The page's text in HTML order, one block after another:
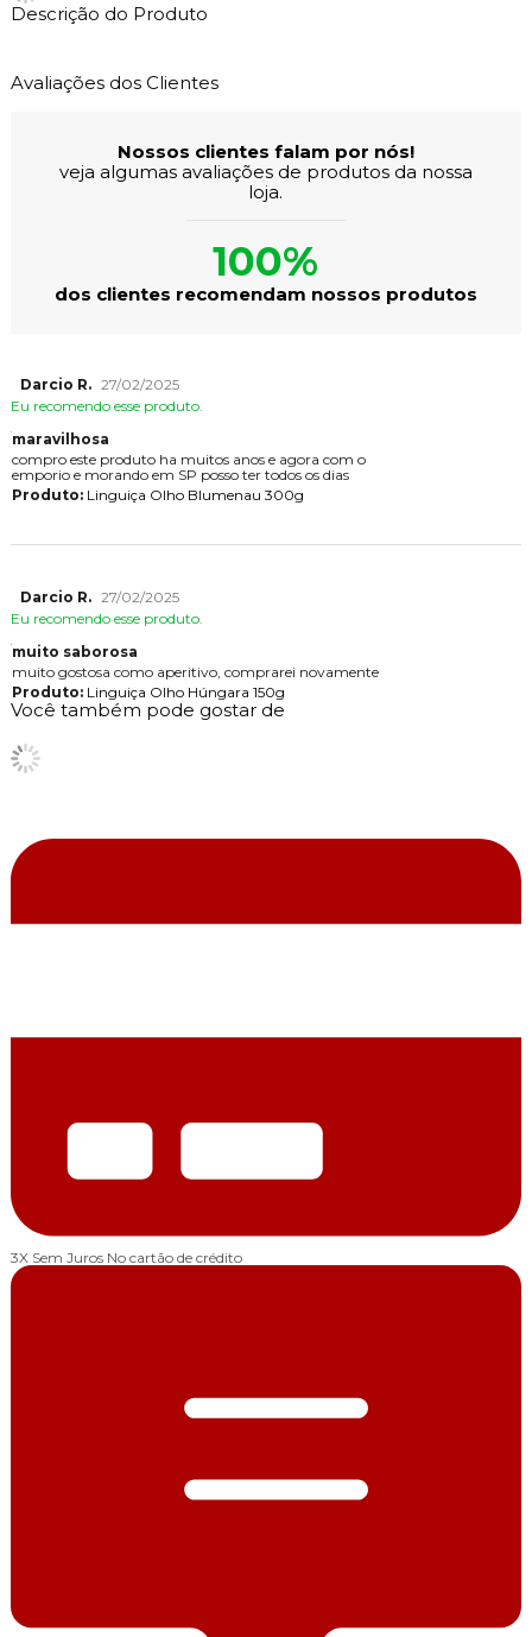
Descrição do Produto
Avaliações dos Clientes
Nossos clientes falam por nós!
veja algumas avaliações de produtos da nossa
loja.
100%
dos clientes recomendam nossos produtos
Darcio R. 27/02/2025
Eu recomendo esse produto.
maravilhosa
compro este produto ha muitos anos e agora com o
emporio e morando em SP posso ter todos os dias
Produto:Linguiça Olho Blumenau 300g
Darcio R. 27/02/2025
Eu recomendo esse produto.
muito saborosa
muito gostosa como aperitivo, comprarei novamente
Produto:Linguiça Olho Húngara 150g
Você também pode gostar de
3X Sem Juros No cartão de crédito